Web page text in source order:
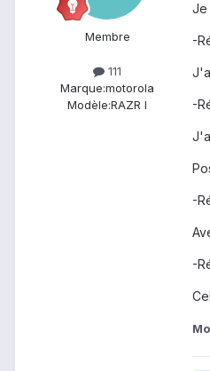
Membre
111
Marque:motorola
Modèle:RAZR I
Je
-
-
-
-